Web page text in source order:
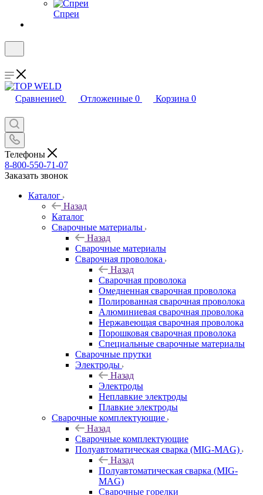
Спреи
Сравнение0 Отложенные 0 Корзина 0
Телефоны
8-800-550-71-07
Заказать звонок
Каталог
Назад
Каталог
Сварочные материалы
Назад
Сварочные материалы
Сварочная проволока
Назад
Сварочная проволока
Омедненная сварочная проволока
Полированная сварочная проволока
Алюминиевая сварочная проволока
Нержавеющая сварочная проволока
Порошковая сварочная проволока
Специальные сварочные материалы
Сварочные прутки
Электроды
Назад
Электроды
Неплавкие электроды
Плавкие электроды
Сварочные комплектующие
Назад
Сварочные комплектующие
Полуавтоматическая сварка (MIG-MAG)
Назад
Полуавтоматическая сварка (MIG-
MAG)
Сварочные горелки